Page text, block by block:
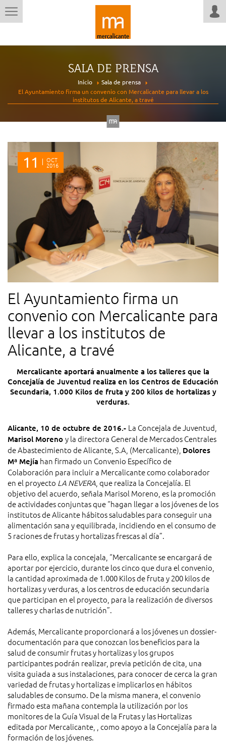
SALA DE PRENSA
Inicio
Sala de prensa
El Ayuntamiento firma un convenio con Mercalicante para llevar a los
institutos de Alicante, a travé
11 OCT
2016
El Ayuntamiento firma un
convenio con Mercalicante para
llevar a los institutos de
Alicante, a travé
Mercalicante aportará anualmente a los talleres que la
Concejalía de Juventud realiza en los Centros de Educación
Secundaria, 1.000 Kilos de fruta y 200 kilos de hortalizas y
verduras.
Alicante, 10 de octubre de 2016.- La Concejala de Juventud,
Marisol Moreno y la directora General de Mercados Centrales
de Abastecimiento de Alicante, S.A, (Mercalicante), Dolores
Mª Mejía han firmado un Convenio Específico de
Colaboración para incluir a Mercalicante como colaborador
en el proyecto LA NEVERA , que realiza la Concejalía. El
objetivo del acuerdo, señala Marisol Moreno, es la promoción
de actividades conjuntas que “hagan llegar a los jóvenes de los
institutos de Alicante hábitos saludables para conseguir una
alimentación sana y equilibrada, incidiendo en el consumo de
5 raciones de frutas y hortalizas frescas al día”.
Para ello, explica la concejala, “Mercalicante se encargará de
aportar por ejercicio, durante los cinco que dura el convenio,
la cantidad aproximada de 1.000 Kilos de fruta y 200 kilos de
hortalizas y verduras, a los centros de educación secundaria
que participan en el proyecto, para la realización de diversos
talleres y charlas de nutrición”.
Además, Mercalicante proporcionará a los jóvenes un dossier-
documentación para que conozcan los beneficios para la
salud de consumir frutas y hortalizas y los grupos
participantes podrán realizar, previa petición de cita, una
visita guiada a sus instalaciones, para conocer de cerca la gran
variedad de frutas y hortalizas e implicarlos en hábitos
saludables de consumo. De la misma manera, el convenio
firmado esta mañana contempla la utilización por los
monitores de la Guía Visual de la Frutas y las Hortalizas
editada por Mercalicante, , como apoyo a la Concejalía para la
formación de los jóvenes.